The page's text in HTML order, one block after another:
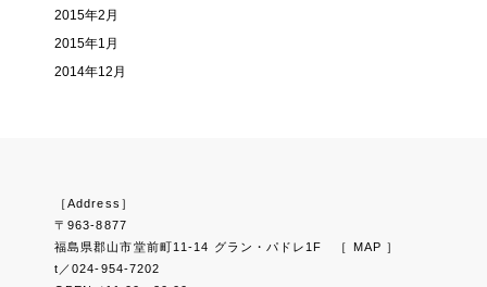
2015年2月
2015年1月
2014年12月
［Address］
〒963-8877
福島県郡山市堂前町11-14 グラン・パドレ1F
［ MAP ］
t／024-954-7202